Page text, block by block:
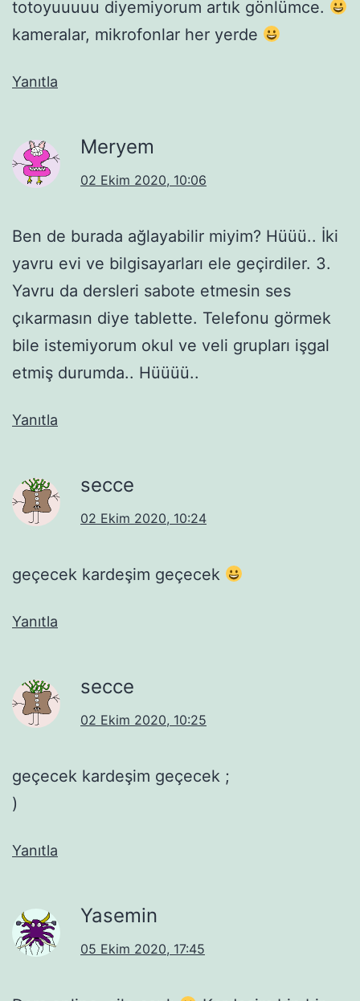
totoyuuuuu diyemiyorum artık gönlümce.
kameralar, mikrofonlar her yerde
Yanıtla
Meryem
02 Ekim 2020, 10:06
Ben de burada ağlayabilir miyim? Hüüü.. İki
yavru evi ve bilgisayarları ele geçirdiler. 3.
Yavru da dersleri sabote etmesin ses
çıkarmasın diye tablette. Telefonu görmek
bile istemiyorum okul ve veli grupları işgal
etmiş durumda.. Hüüüü..
Yanıtla
secce
02 Ekim 2020, 10:24
geçecek kardeşim geçecek
Yanıtla
secce
02 Ekim 2020, 10:25
geçecek kardeşim geçecek ;
)
Yanıtla
Yasemin
05 Ekim 2020, 17:45